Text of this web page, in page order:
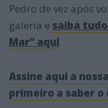
Pedro de vez após
galeria e saiba
Mar” aqui
Assine aqui a
primeiro a saber o